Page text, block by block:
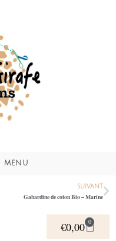
MENU
SUIVANT
Gabardine de coton Bio – Marine
€0,00 0